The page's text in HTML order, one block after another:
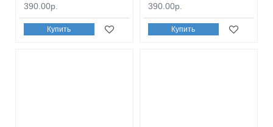
390.00р.
Купить
390.00р.
Купить